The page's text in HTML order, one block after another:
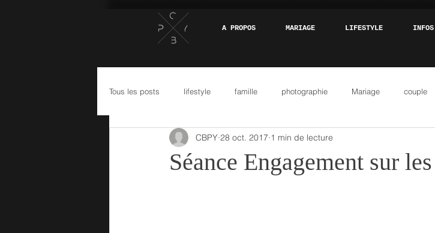
A PROPOS MARIAGE LIFESTYLE INFOS
Tous les posts lifestyle famille photographie Mariage couple
Séance Engagement sur
CBPY 28 oct. 2017 1 min de lecture